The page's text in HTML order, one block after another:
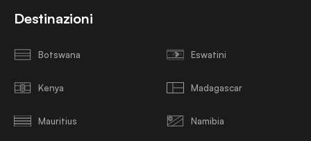
Destinazioni
Botswana Eswatini
Kenya Madagascar
Mauritius Namibia